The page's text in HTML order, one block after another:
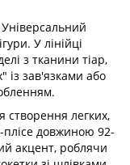
Універсальний
У лінійці
з тканини тіар,
із зав'язками або
створення легких,
плісе довжиною 92-
акцент, роблячи